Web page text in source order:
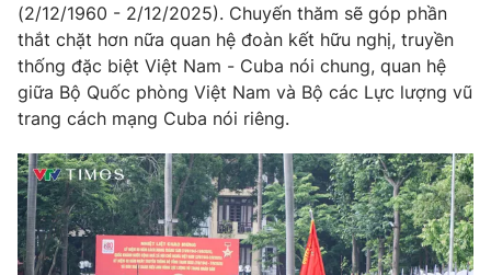
(2/12/1960 - 2/12/2025). Chuyến thăm sẽ góp phần
thắt chặt hơn nữa quan hệ đoàn kết hữu nghị, truyền
thống đặc biệt Việt Nam - Cuba nói chung, quan hệ
giữa Bộ Quốc phòng Việt Nam và Bộ các Lực lượng vũ
trang cách mạng Cuba nói riêng.